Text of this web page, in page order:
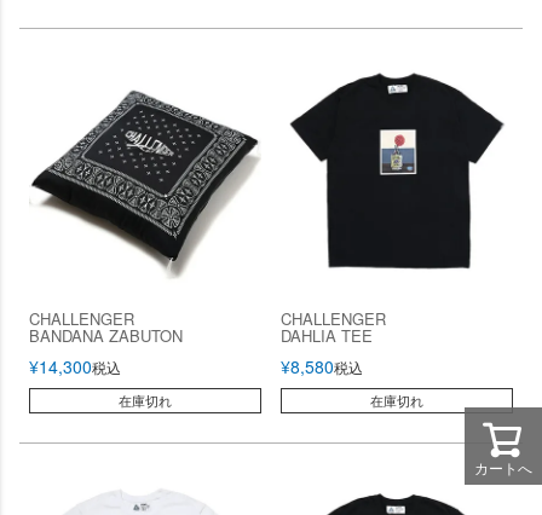
CHALLENGER
BANDANA ZABUTON
¥14,300税込
在庫切れ
CHALLENGER
DAHLIA TEE
¥8,580税込
在庫切れ
カートへ